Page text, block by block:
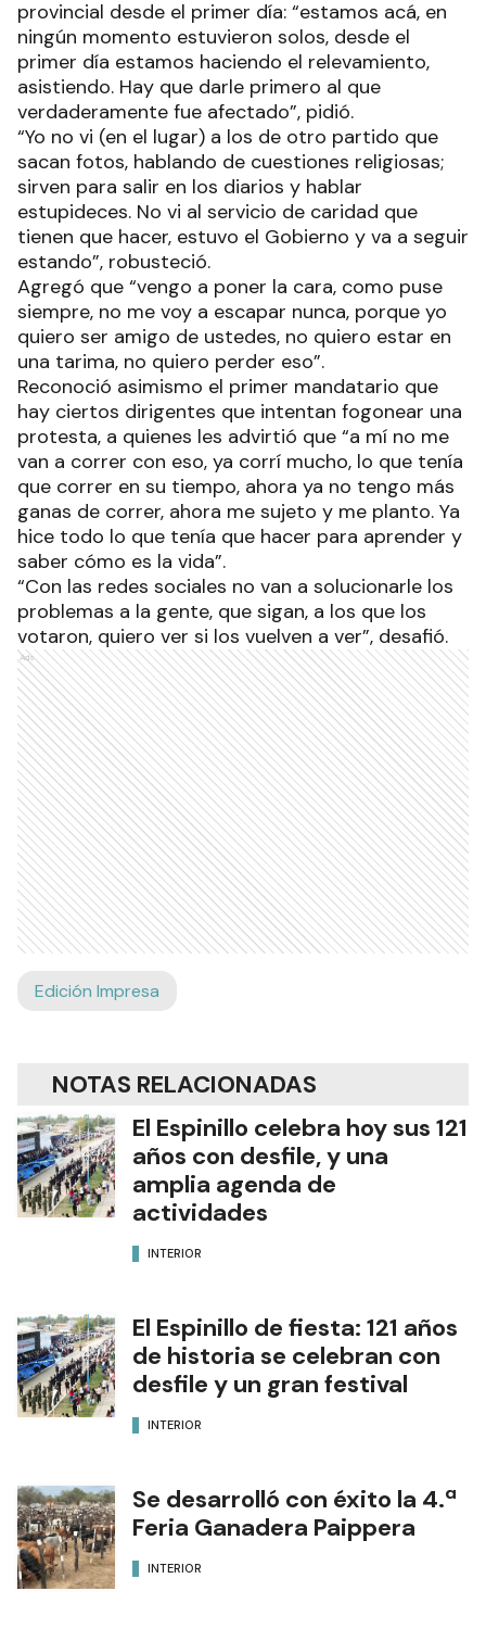
provincial desde el primer día: “estamos acá, en
ningún momento estuvieron solos, desde el
primer día estamos haciendo el relevamiento,
asistiendo. Hay que darle primero al que
verdaderamente fue afectado”, pidió.
“Yo no vi (en el lugar) a los de otro partido que
sacan fotos, hablando de cuestiones religiosas;
sirven para salir en los diarios y hablar
estupideces. No vi al servicio de caridad que
tienen que hacer, estuvo el Gobierno y va a seguir
estando”, robusteció.
Agregó que “vengo a poner la cara, como puse
siempre, no me voy a escapar nunca, porque yo
quiero ser amigo de ustedes, no quiero estar en
una tarima, no quiero perder eso”.
Reconoció asimismo el primer mandatario que
hay ciertos dirigentes que intentan fogonear una
protesta, a quienes les advirtió que “a mí no me
van a correr con eso, ya corrí mucho, lo que tenía
que correr en su tiempo, ahora ya no tengo más
ganas de correr, ahora me sujeto y me planto. Ya
hice todo lo que tenía que hacer para aprender y
saber cómo es la vida”.
“Con las redes sociales no van a solucionarle los
problemas a la gente, que sigan, a los que los
votaron, quiero ver si los vuelven a ver”, desafió.
Ads
Edición Impresa
NOTAS RELACIONADAS
El Espinillo celebra hoy sus 121
años con desfile, y una
amplia agenda de
actividades
INTERIOR
El Espinillo de fiesta: 121 años
de historia se celebran con
desfile y un gran festival
INTERIOR
Se desarrolló con éxito la 4.ª
Feria Ganadera Paippera
INTERIOR